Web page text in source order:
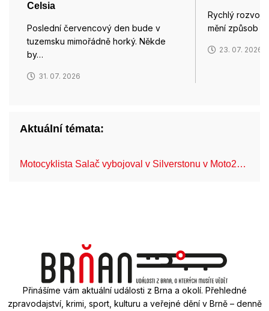
Celsia
Poslední červencový den bude v
tuzemsku mimořádně horký. Někde
by…
31. 07. 2026
Rychlý rozvoj
mění způsob
23. 07. 2026
Aktuální témata:
Motocyklista Salač vybojoval v Silverstonu v Moto2…
Přinášíme vám aktuální události z Brna a okolí. Přehledné
zpravodajství, krimi, sport, kulturu a veřejné dění v Brně – denně